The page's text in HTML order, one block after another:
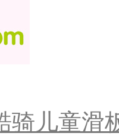
骑儿童滑